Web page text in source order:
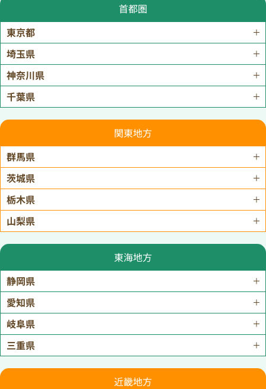
首都圏
東京都
埼玉県
神奈川県
千葉県
関東地方
群馬県
茨城県
栃木県
山梨県
東海地方
静岡県
愛知県
岐阜県
三重県
近畿地方